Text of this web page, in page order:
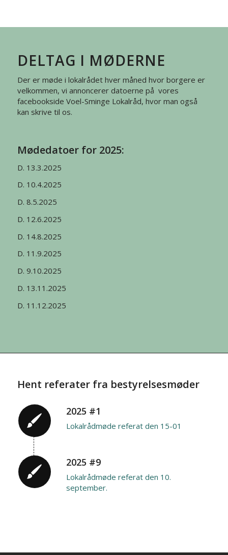
DELTAG I MØDERNE
Der er møde i lokalrådet hver måned hvor borgere er
velkommen, vi annoncerer datoerne på vores
facebookside Voel-Sminge Lokalråd, hvor man også
kan skrive til os.
Mødedatoer for 2025:
D. 13.3.2025
D. 10.4.2025
D. 8.5.2025
D. 12.6.2025
D. 14.8.2025
D. 11.9.2025
D. 9.10.2025
D. 13.11.2025
D. 11.12.2025
Hent referater fra bestyrelsesmøder
2025 #1
Lokalrådmøde referat den 15-01
2025 #9
Lokalrådmøde referat den 10.
september.